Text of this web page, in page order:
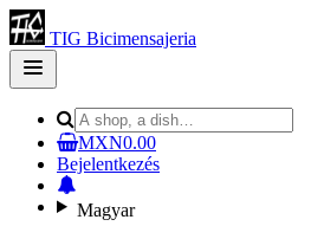
TIG Bicimensajeria
Open
main
MXN0.00
Bejelentkezés
Magyar